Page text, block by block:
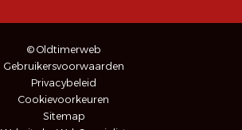
© Oldtimerweb
Gebruikersvoorwaarden
Privacybeleid
Cookievoorkeuren
Sitemap